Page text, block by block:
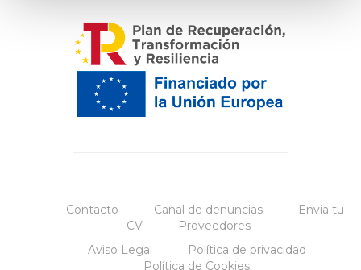
Contacto Canal de denuncias
Envia tu
CV
Proveedores
Aviso Legal
Política de privacidad
Política de Cookies